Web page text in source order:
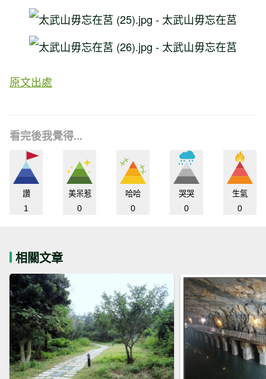
原文出處
看完後我覺得...
讚
1
美呆惹
0
哈哈
0
哭哭
0
生氣
0
相關文章